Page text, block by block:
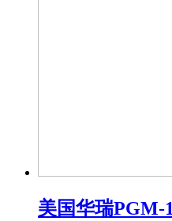
美国华瑞PGM-